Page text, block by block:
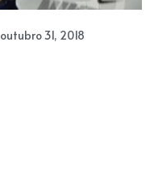
outubro 31, 2018